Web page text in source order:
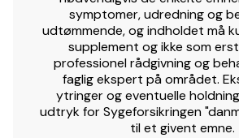
symptomer, udredning og
udtømmende, og indholdet må
supplement og ikke som
professionel rådgivning og
faglig ekspert på området.
ytringer og eventuelle
udtryk for Sygeforsikringen
til et givent emne.